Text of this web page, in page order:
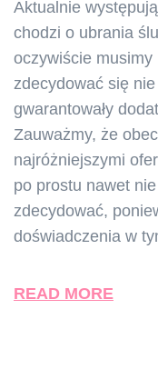
Aktualnie
chodzi o ubrania
oczywiście
zdecydować się
gwarantowały
Zauważmy, że
najróżniejszymi
po prostu nawet
zdecydować,
doświadczenia w
READ MORE